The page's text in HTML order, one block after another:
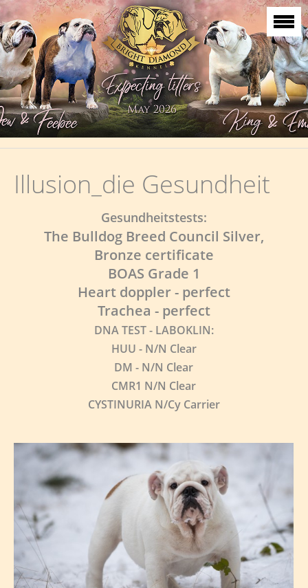
Illusion_die Gesundheit
Gesundheitstests:
The Bulldog Breed Council Silver,
Bronze certificate
BOAS Grade 1
Heart doppler - perfect
Trachea - perfect
DNA TEST - LABOKLIN:
HUU - N/N Clear
DM - N/N Clear
CMR1 N/N Clear
CYSTINURIA N/Cy Carrier